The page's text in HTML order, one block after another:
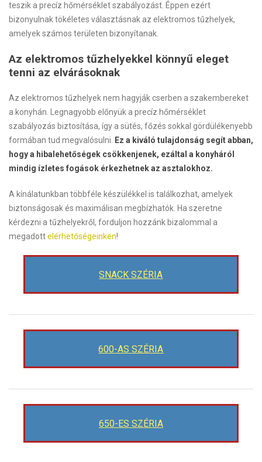
teszik a precíz hőmérséklet szabályozást. Éppen ezért
bizonyulnak tökéletes választásnak az elektromos tűzhelyek,
amelyek számos területen bizonyítanak.
Az elektromos tűzhelyekkel könnyű eleget
tenni az elvárásoknak
Az elektromos tűzhelyek nem hagyják cserben a szakembereket
a konyhán. Legnagyobb előnyük a precíz hőmérséklet
szabályozás biztosítása, így a sütés, főzés sokkal gördülékenyebb
formában tud megvalósulni.
Ez a kiváló tulajdonság segít abban,
hogy a hibalehetőségek csökkenjenek, ezáltal a konyháról
mindig ízletes fogások érkezhetnek az asztalokhoz.
A kínálatunkban többféle készülékkel is találkozhat, amelyek
biztonságosak és maximálisan megbízhatók. Ha szeretne
kérdezni a tűzhelyekről, forduljon hozzánk bizalommal a
megadottelérhetőségeinken!
SNACK SZÉRIA
600-AS SZÉRIA
650-ES SZÉRIA